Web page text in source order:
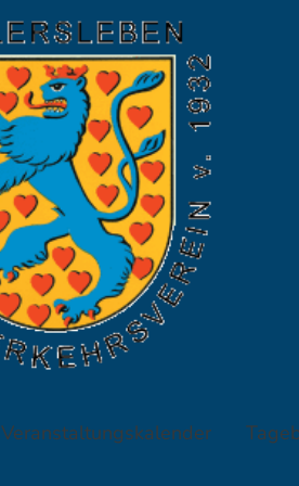
Veranstaltungskalender